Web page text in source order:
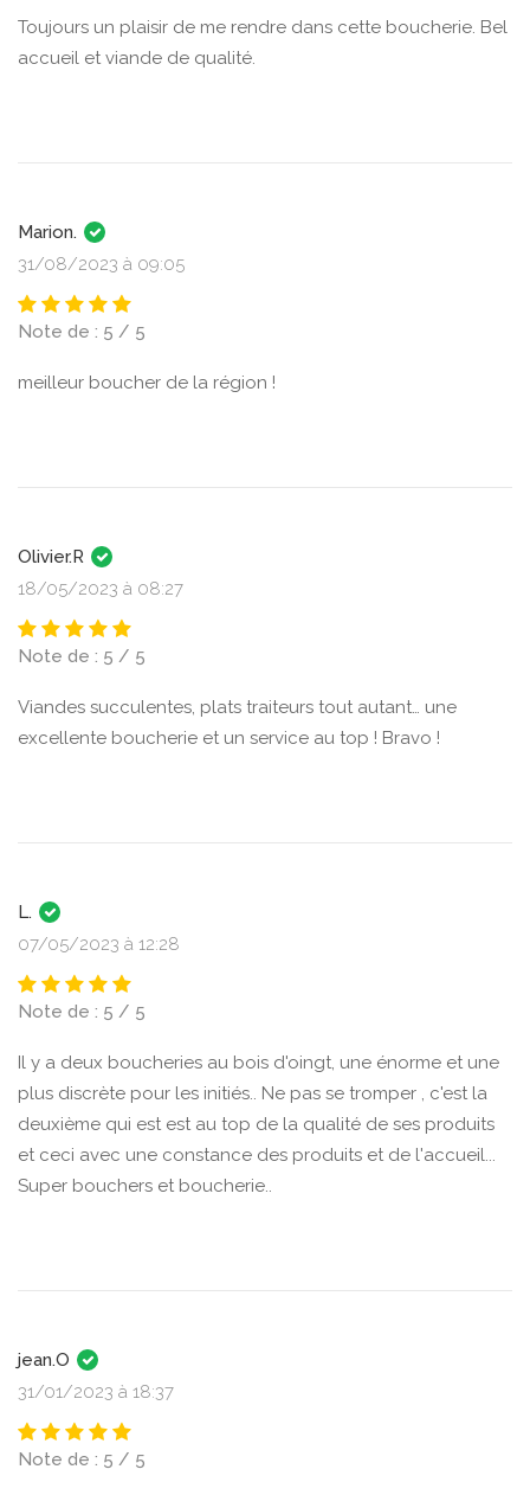
Toujours un plaisir de me rendre dans cette boucherie. Bel
accueil et viande de qualité.
Marion.
31/08/2023 à 09:05
Note de : 5 / 5
meilleur boucher de la région !
Olivier.R
18/05/2023 à 08:27
Note de : 5 / 5
Viandes succulentes, plats traiteurs tout autant… une
excellente boucherie et un service au top ! Bravo !
L.
07/05/2023 à 12:28
Note de : 5 / 5
Il y a deux boucheries au bois d'oingt, une énorme et une
plus discrète pour les initiés.. Ne pas se tromper , c'est la
deuxième qui est est au top de la qualité de ses produits
et ceci avec une constance des produits et de l'accueil...
Super bouchers et boucherie..
jean.O
31/01/2023 à 18:37
Note de : 5 / 5